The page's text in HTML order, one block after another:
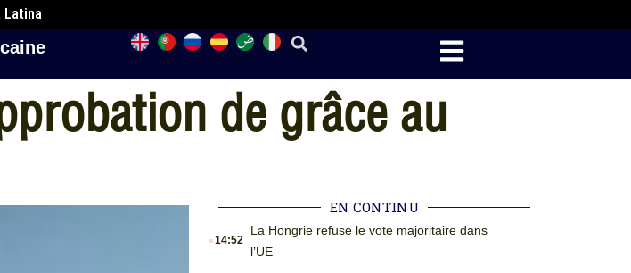
Latina
de grâce au
EN CONTINU
.14:52
La Hongrie refuse le vote majoritaire dans
l’UE